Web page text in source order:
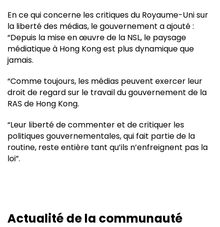
En ce qui concerne les critiques du Royaume-Uni sur
la liberté des médias, le gouvernement a ajouté :
“Depuis la mise en œuvre de la NSL, le paysage
médiatique à Hong Kong est plus dynamique que
jamais.
“Comme toujours, les médias peuvent exercer leur
droit de regard sur le travail du gouvernement de la
RAS de Hong Kong.
“Leur liberté de commenter et de critiquer les
politiques gouvernementales, qui fait partie de la
routine, reste entière tant qu’ils n’enfreignent pas la
loi”.
Actualité de la communauté